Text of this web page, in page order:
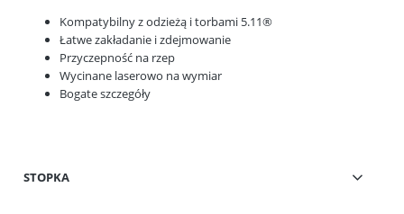
Kompatybilny z odzieżą i torbami 5.11®
Łatwe zakładanie i zdejmowanie
Przyczepność na rzep
Wycinane laserowo na wymiar
Bogate szczegóły
STOPKA